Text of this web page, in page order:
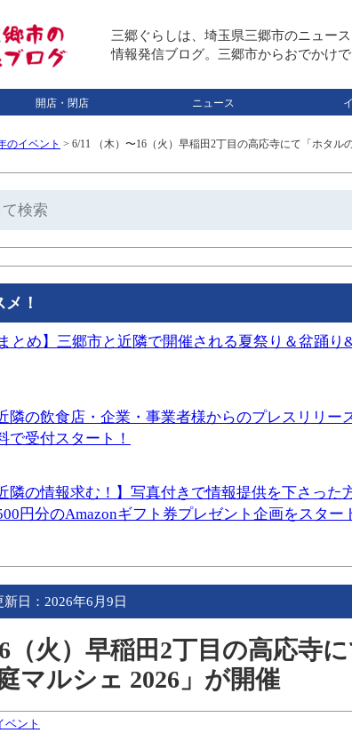
三郷ぐらしは、埼玉県三郷市のニュー
情報発信ブログ。三郷市からおでかけ
開店・閉店 ニュース
のイベント > 6/11 （木）〜16（火）早稲田2丁目の高応寺にて「ホタル
！
まとめ】三郷市と近隣で開催される夏祭り＆盆踊り
隣の飲食店・企業・事業者様からのプレスリリー
で受付スタート！
隣の情報求む！】写真付きで情報提供を下さった
円分のAmazonギフト券プレゼント企画をスター
新日： 2026年6月9日
（火）早稲田2丁目の高応寺
マルシェ 2026」が開催
ベント